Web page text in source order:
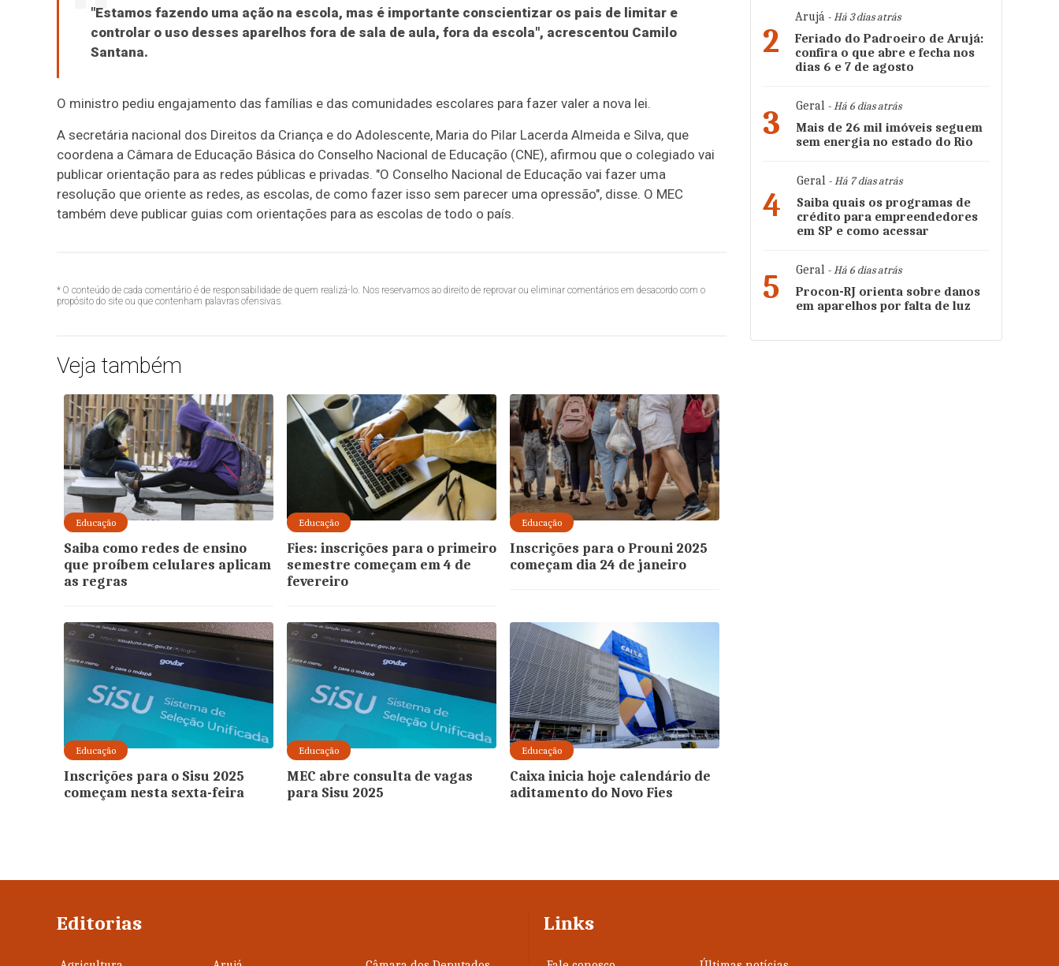
"Estamos fazendo uma ação na escola, mas é importante conscientizar os pais de limitar e
controlar o uso desses aparelhos fora de sala de aula, fora da escola", acrescentou Camilo
Santana.
O ministro pediu engajamento das famílias e das comunidades escolares para fazer valer a nova lei.
A secretária nacional dos Direitos da Criança e do Adolescente, Maria do Pilar Lacerda Almeida e Silva, que
coordena a Câmara de Educação Básica do Conselho Nacional de Educação (CNE), afirmou que o colegiado vai
publicar orientação para as redes públicas e privadas. "O Conselho Nacional de Educação vai fazer uma
resolução que oriente as redes, as escolas, de como fazer isso sem parecer uma opressão", disse. O MEC
também deve publicar guias com orientações para as escolas de todo o país.
* O conteúdo de cada comentário é de responsabilidade de quem realizá-lo. Nos reservamos ao direito de reprovar ou eliminar comentários em desacordo com o
propósito do site ou que contenham palavras ofensivas.
Veja também
Educação
Saiba como redes de ensino
que proíbem celulares aplicam
as regras
Educação
Fies: inscrições para o primeiro
semestre começam em 4 de
fevereiro
Educação
Inscrições para o Prouni 2025
começam dia 24 de janeiro
Educação
Inscrições para o Sisu 2025
começam nesta sexta-feira
Educação
MEC abre consulta de vagas
para Sisu 2025
Educação
Caixa inicia hoje calendário de
aditamento do Novo Fies
2
Arujá - Há 3 dias atrás
Feriado do Padroeiro de Arujá:
confira o que abre e fecha nos
dias 6 e 7 de agosto
3 Geral - Há 6 dias atrás
Mais de 26 mil imóveis seguem
sem energia no estado do Rio
4
Geral - Há 7 dias atrás
Saiba quais os programas de
crédito para empreendedores
em SP e como acessar
5 Geral - Há 6 dias atrás
Procon-RJ orienta sobre danos
em aparelhos por falta de luz
Editorias Links